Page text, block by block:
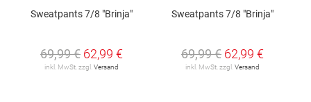
Sweatpants 7/8 "Brinja"
69,99 € 62,99 €
inkl. MwSt. zzgl. Versand
Sweatpants 7/8 "Brinja"
69,99 € 62,99 €
inkl. MwSt. zzgl. Versand